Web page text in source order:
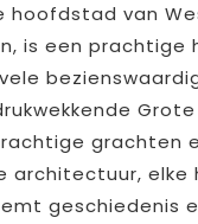
hoofdstad van
is een prachtige
grachten
architectuur, elke
geschiedenis